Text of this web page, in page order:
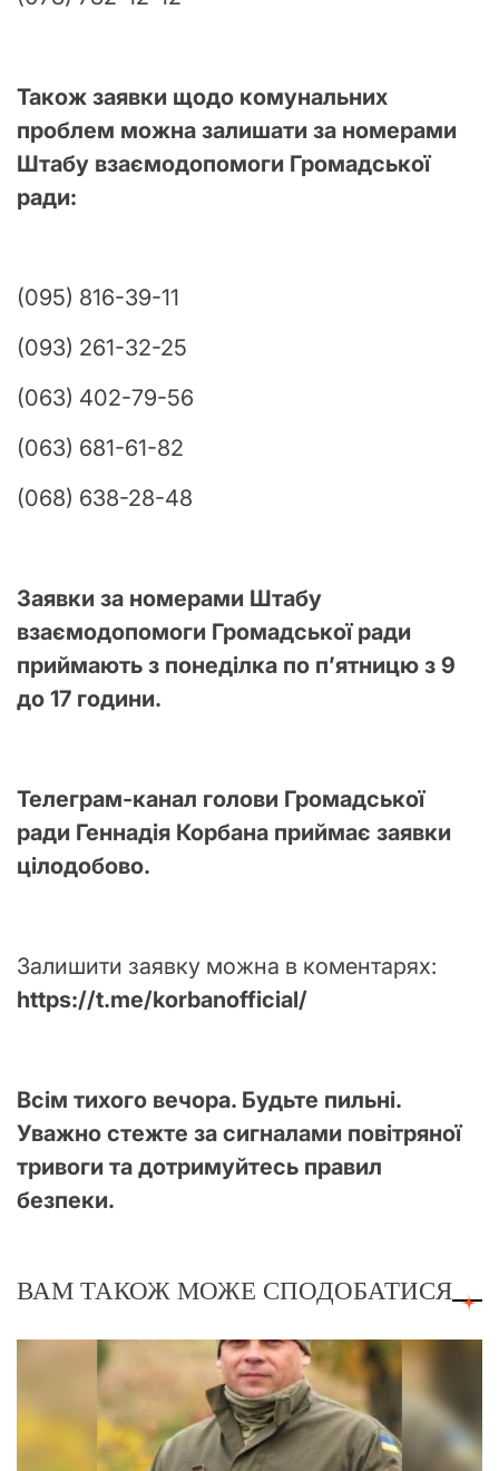
Також заявки щодо комунальних
проблем можна залишати за номерами
Штабу взаємодопомоги Громадської
ради:
(095) 816-39-11
(093) 261-32-25
(063) 402-79-56
(063) 681-61-82
(068) 638-28-48
Заявки за номерами Штабу
взаємодопомоги Громадської ради
приймають з понеділка по п’ятницю з 9
до 17 години.
Телеграм-канал голови Громадської
ради Геннадія Корбана приймає заявки
цілодобово.
Залишити заявку можна в коментарях:
https://t.me/korbanofficial/
Всім тихого вечора. Будьте пильні.
Уважно стежте за сигналами повітряної
тривоги та дотримуйтесь правил
безпеки.
ВАМ ТАКОЖ МОЖЕ СПОДОБАТИСЯ